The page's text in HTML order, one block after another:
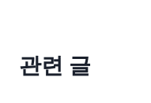
관련 글